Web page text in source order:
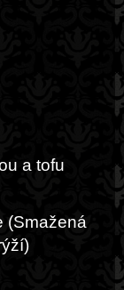
a tofu
(Smažená